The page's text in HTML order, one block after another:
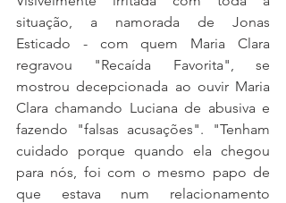
situação, a namorada de Jonas
Esticado - com quem Maria Clara
regravou "Recaída Favorita", se
mostrou decepcionada ao ouvir Maria
Clara chamando Luciana de abusiva e
fazendo "falsas acusações". "Tenham
cuidado porque quando ela chegou
para nós, foi com o mesmo papo de
que estava num relacionamento